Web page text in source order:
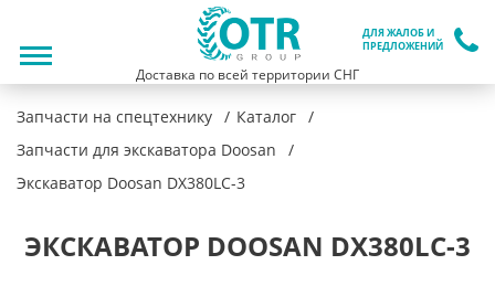
ДЛЯ ЖАЛОБ И
ПРЕДЛОЖЕНИЙ
Доставка по всей территории СНГ
Запчасти на спецтехнику
Каталог
Запчасти для экскаватора Doosan
Экскаватор Doosan DX380LC-3
ЭКСКАВАТОР DOOSAN DX380LC-3